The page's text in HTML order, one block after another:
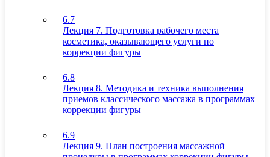
6.7
Лекция 7. Подготовка рабочего места
косметика, оказывающего услуги по
коррекции фигуры
6.8
Лекция 8. Методика и техника выполнения
приемов классического массажа в программах
коррекции фигуры
6.9
Лекция 9. План построения массажной